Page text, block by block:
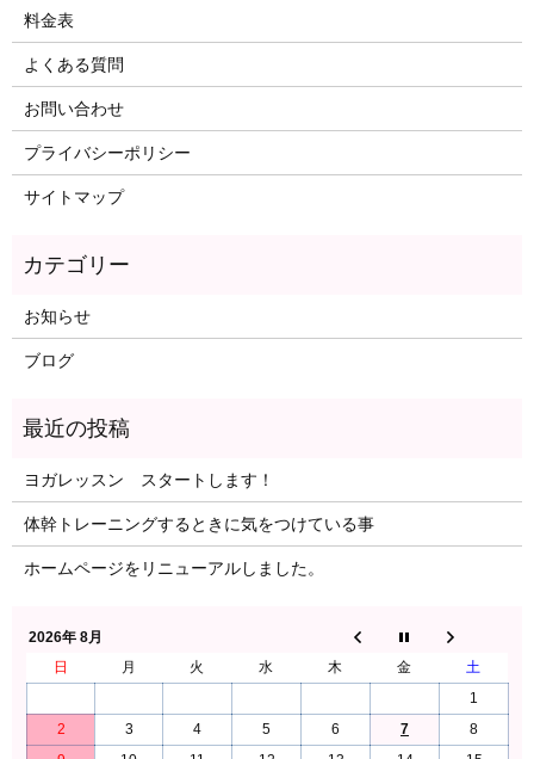
料金表
よくある質問
お問い合わせ
プライバシーポリシー
サイトマップ
お知らせ
ブログ
ヨガレッスン スタートします！
体幹トレーニングするときに気をつけている事
ホームページをリニューアルしました。
2026年 8月
日
月 火 水 木 金
土
1
2
3 4 5 6 7
8